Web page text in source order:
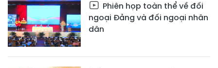
Phiên họp toàn thể về đối
ngoại Đảng và đối ngoại nhân
dân